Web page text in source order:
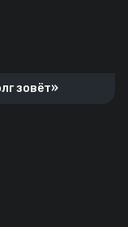
зовёт»